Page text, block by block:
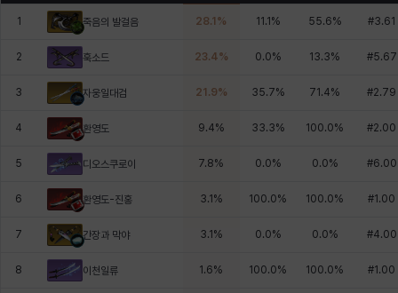
1 죽음의 발걸음 28.1 % 11.1 % 55.6% #3.61
2 훅소드 23.4% 0.0% 13.3% #5.67
3 자웅일대검 21.9% 35.7% 71.4% #2.79
4 환영도 9.4% 33.3% 100.0% #2.00
5 디오스쿠로이 7.8% 0.0% 0.0% #6.00
6 환영도-진홍 3.1 % 100.0% 100.0% #1.00
7 간장과 막야 3.1 % 0.0% 0.0% #4.00
8 이천일류 1.6% 100.0% 100.0% #1.00